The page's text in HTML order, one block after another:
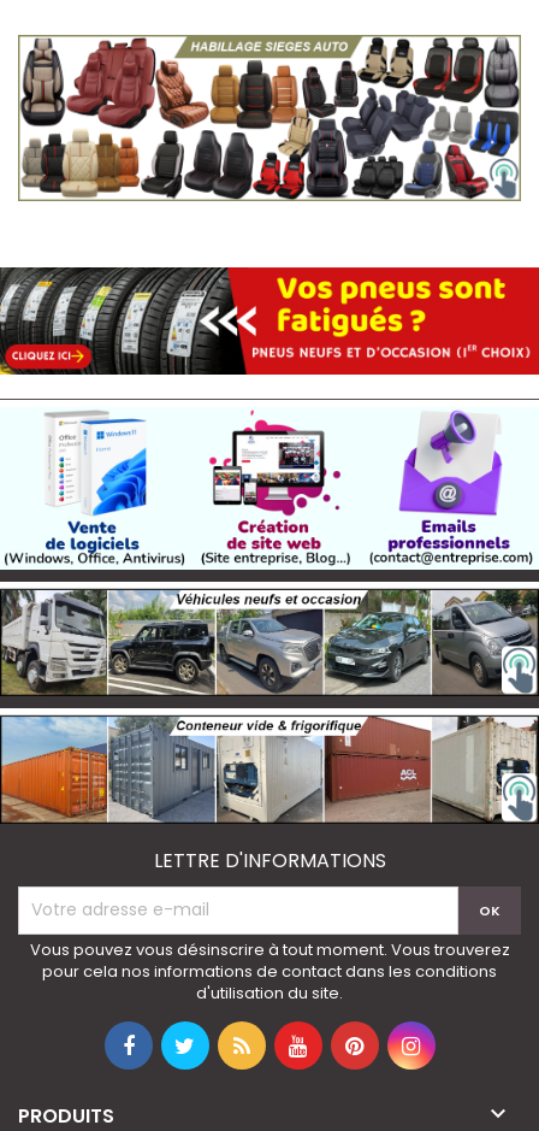
LETTRE D'INFORMATIONS
Vous pouvez vous désinscrire à tout moment. Vous trouverez
pour cela nos informations de contact dans les conditions
d'utilisation du site.
PRODUITS 